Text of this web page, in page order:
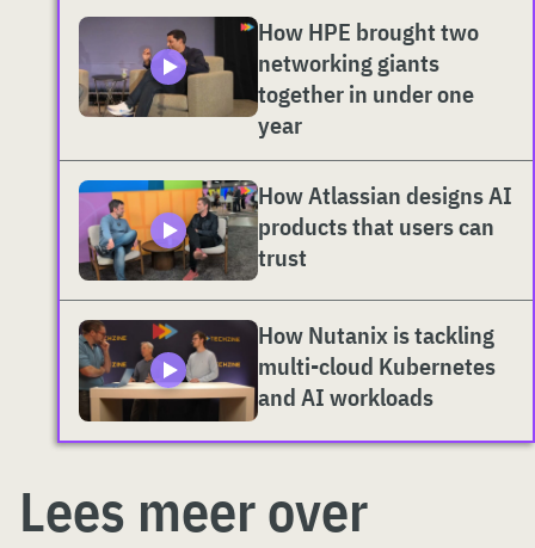
How HPE brought two
networking giants
together in under one
year
How Atlassian designs AI
products that users can
trust
How Nutanix is tackling
multi-cloud Kubernetes
and AI workloads
Lees meer over